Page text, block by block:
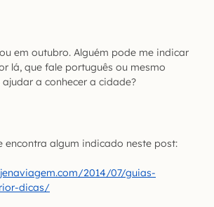
em outubro. Alguém pode me indicar
lá, que fale português ou mesmo
a conhecer a cidade?
encontra algum indicado neste post:
2014/07/guias-
dicas/